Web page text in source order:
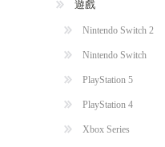
遊戲
Nintendo Switch 2
Nintendo Switch
PlayStation 5
PlayStation 4
Xbox Series